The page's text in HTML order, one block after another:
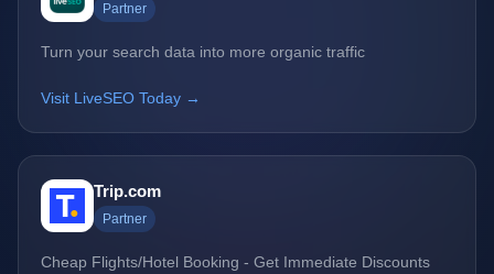
Partner
Turn your search data into more organic traffic
Visit LiveSEO Today →
Trip.com
Partner
Cheap Flights/Hotel Booking - Get Immediate Discounts